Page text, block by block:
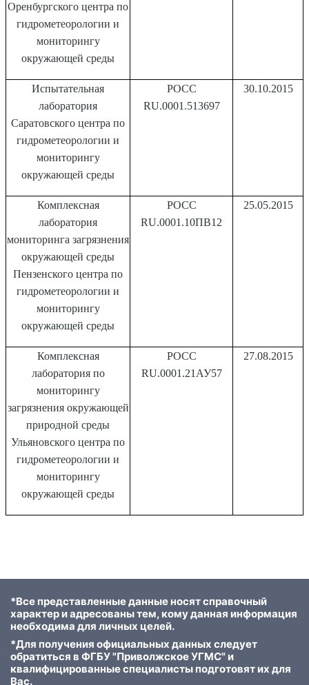
Оренбургского центра по
гидрометеорологии и
мониторингу
окружающей среды
Испытательная
лаборатория
Саратовского центра по
гидрометеорологии и
мониторингу
окружающей среды
РОСС
RU.0001.513697
30.10.2015
Комплексная
лаборатория
мониторинга загрязнения
окружающей среды
Пензенского центра по
гидрометеорологии и
мониторингу
окружающей среды
РОСС
RU.0001.10ПВ12
25.05.2015
Комплексная
лаборатория по
мониторингу
загрязнения окружающей
природной среды
Ульяновского центра по
гидрометеорологии и
мониторингу
окружающей среды
РОСС
RU.0001.21АУ57
27.08.2015
*Все представленные данные носят справочный
характер и адресованы тем, кому данная информация
необходима для личных целей.
*Для получения официальных данных следует
обратиться в ФГБУ "Приволжское УГМС" и
квалифицированные специалисты подготовят их для
Вас.